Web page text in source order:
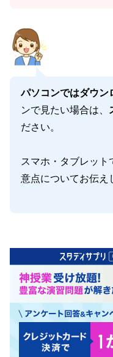
パソコンではダウン
ンで見たい場合は、
ださい。
スマホ・タブレット
意点についてお伝え